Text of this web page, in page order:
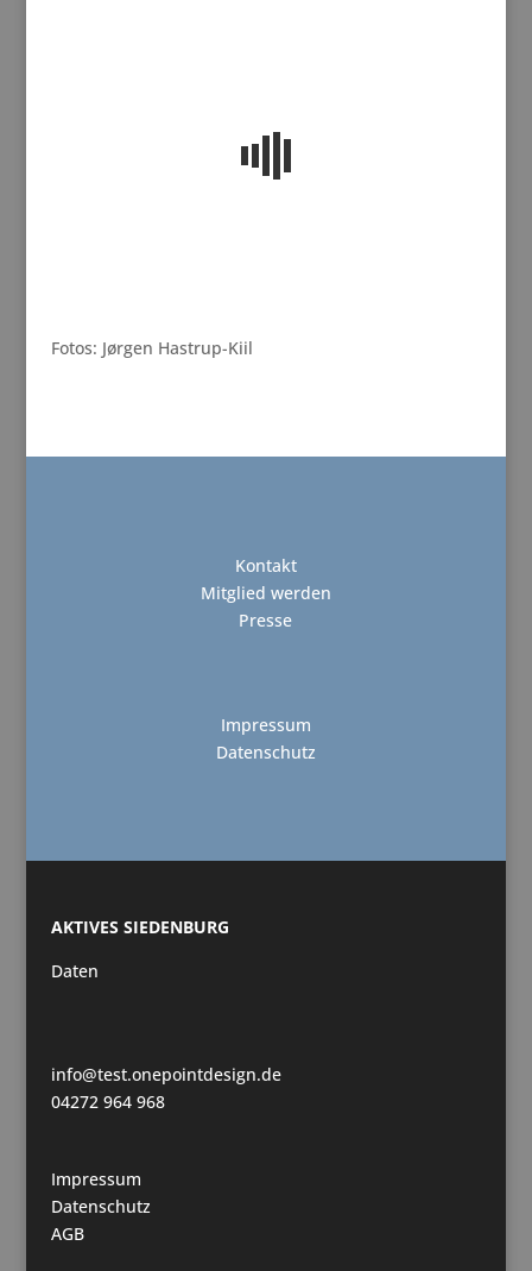
Fotos: Jørgen Hastrup-Kiil
Kontakt
Mitglied werden
Presse
Impressum
Datenschutz
AKTIVES SIEDENBURG
Daten
info@test.onepointdesign.de
04272 964 968
Impressum
Datenschutz
AGB